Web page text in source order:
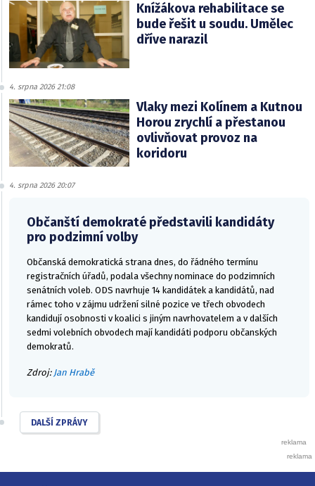
Knížákova rehabilitace se
bude řešit u soudu. Umělec
dříve narazil
4. srpna 2026 21:08
Vlaky mezi Kolínem a Kutnou
Horou zrychlí a přestanou
ovlivňovat provoz na
koridoru
4. srpna 2026 20:07
Občanští demokraté představili kandidáty
pro podzimní volby
Občanská demokratická strana dnes, do řádného termínu
registračních úřadů, podala všechny nominace do podzimních
senátních voleb. ODS navrhuje 14 kandidátek a kandidátů, nad
rámec toho v zájmu udržení silné pozice ve třech obvodech
kandidují osobnosti v koalici s jiným navrhovatelem a v dalších
sedmi volebních obvodech mají kandidáti podporu občanských
demokratů.
Zdroj: Jan Hrabě
DALŠÍ ZPRÁVY